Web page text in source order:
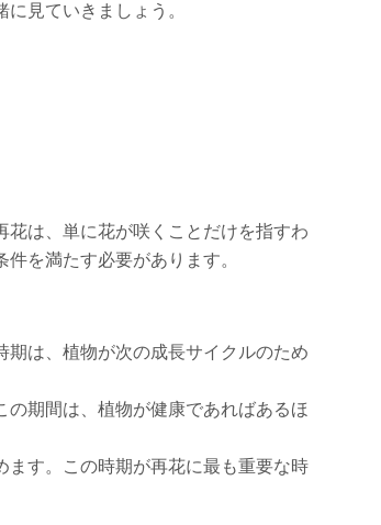
見ていきましょう。
は、単に花が咲くことだけを指すわ
を満たす必要があります。
期は、植物が次の成長サイクルのため
の期間は、植物が健康であればあるほ
ます。この時期が再花に最も重要な時